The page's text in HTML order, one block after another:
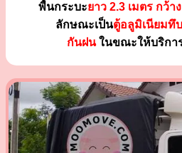
พื้นกระบะยาว 2.3 เมตร กว้า
ลักษณะเป็นตู้อลูมิเนียมทึบ
กันฝนในขณะให้บริกา